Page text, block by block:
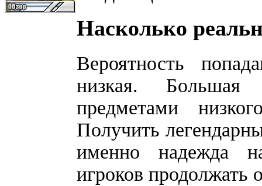
Насколько
Вероятность
низкая. Большая
предметами
Получить
именно надежда
игроков продолжать